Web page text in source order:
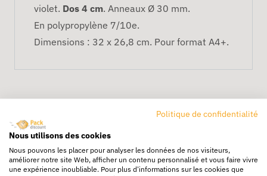
violet. Dos 4 cm. Anneaux Ø 30 mm.
En polypropylène 7/10e.
Dimensions : 32 x 26,8 cm. Pour format A4+.
Livraison rapide
Politique de confidentialité
Nous utilisons des cookies
Nous pouvons les placer pour analyser les données de nos visiteurs,
améliorer notre site Web, afficher un contenu personnalisé et vous faire vivre
une expérience inoubliable. Pour plus d'informations sur les cookies que